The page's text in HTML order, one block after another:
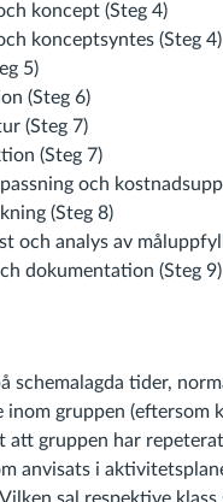
koncept (Steg 4)
konceptsyntes (Steg 4)
5)
(Steg 6)
(Steg 7)
(Steg 7)
och
(Steg 8)
och analys av
dokumentation (Steg 9)
schemalagda tider,
inom gruppen (eftersom
att gruppen har
anvisats i